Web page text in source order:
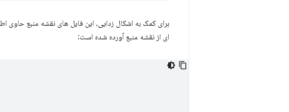
برای کمک به اشکال زدایی، این فایل های نقشه منبع حاوی
ای از نقشه منبع آورده شده است: